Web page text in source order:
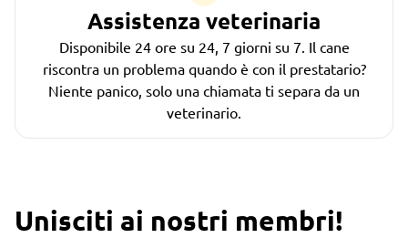
Assistenza veterinaria
Disponibile 24 ore su 24, 7 giorni su 7. Il cane
riscontra un problema quando è con il prestatario?
Niente panico, solo una chiamata ti separa da un
veterinario.
Unisciti ai nostri membri!